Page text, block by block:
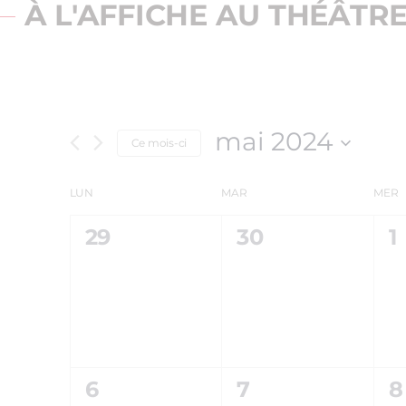
À L'AFFICHE AU
Ce mois-ci mai 2024
CALENDRIER
LUN MAR MER
0
29
0
30
01
0
6
0
7
0
8